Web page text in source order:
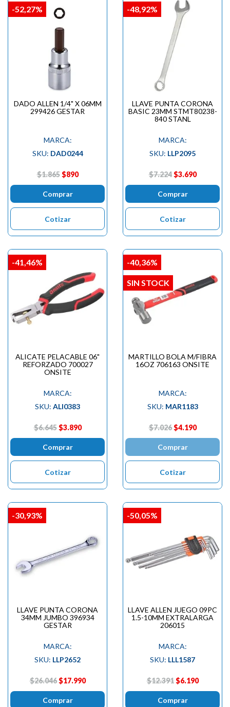
DADO ALLEN 1/4" X 06MM
299426 GESTAR
MARCA:
SKU: DAD0244
$1.865 $890
Comprar
Cotizar
-52,27%
LLAVE PUNTA CORONA
BASIC 23MM STMT80238-
840 STANL
MARCA:
SKU: LLP2095
$7.224 $3.690
Comprar
Cotizar
-48,92%
ALICATE PELACABLE 06"
REFORZADO 700027
ONSITE
MARCA:
SKU: ALI0383
$6.645 $3.890
Comprar
Cotizar
-41,46%
MARTILLO BOLA M/FIBRA
16OZ 706163 ONSITE
MARCA:
SKU: MAR1183
$7.026 $4.190
Comprar
Cotizar
-40,36%
SIN STOCK
LLAVE PUNTA CORONA
34MM JUMBO 396934
GESTAR
MARCA:
SKU: LLP2652
$26.046 $17.990
Comprar
-30,93%
LLAVE ALLEN JUEGO 09PC
1.5-10MM EXTRALARGA
206015
MARCA:
SKU: LLL1587
$12.391 $6.190
Comprar
-50,05%